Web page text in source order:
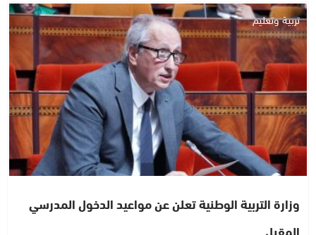
تربية وتعليم
وزارة التربية الوطنية تعلن عن مواعيد الدخول المدرسي